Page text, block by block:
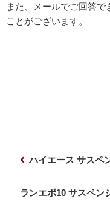
また、メールでご回答で
ことがございます。
ハイエース サスペ
ランエボ10 サスペン